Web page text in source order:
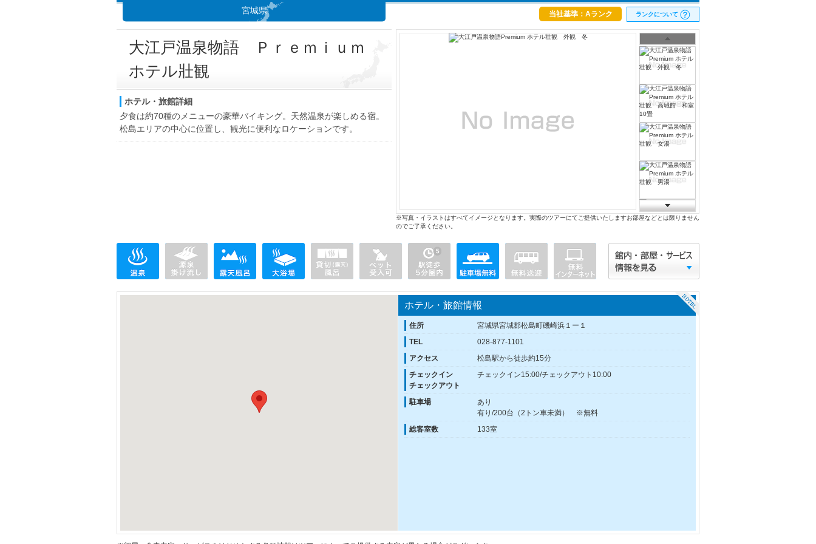
宮城県 当社基準：Aランク ランクについて
大江戸温泉物語 Ｐｒｅｍｉｕｍ
ホテル壯観
ホテル・旅館詳細
夕食は約70種のメニューの豪華バイキング。天然温泉が楽しめる宿。
松島エリアの中心に位置し、観光に便利なロケーションです。
※写真・イラストはすべてイメージとなります。実際のツアーにてご提供いたしますお部屋などとは限りません
のでご了承ください。
ホテル・旅館情報
住所
宮城県宮城郡松島町磯崎浜１ー１
TEL
028-877-1101
アクセス
松島駅から徒歩約15分
チェックイン
チェックアウト
チェックイン15:00/チェックアウト10:00
駐車場
あり
有り/200台（2トン車未満） ※無料
総客室数
133室